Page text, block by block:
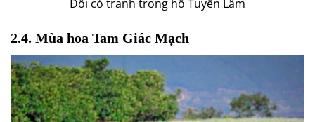
Đồi cỏ tranh trong hồ Tuyền Lâm
2.4. Mùa hoa Tam Giác Mạch